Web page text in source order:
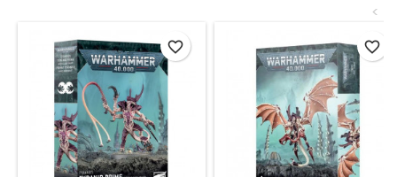
<
favorite_border favorite_border